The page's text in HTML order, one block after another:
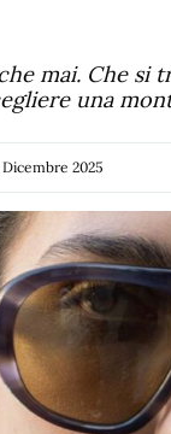
mai. Che si
una
2025